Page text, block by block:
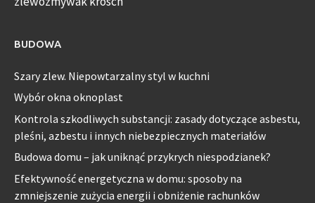
BUDOWA
Szary zlew. Niepowtarzalny styl w kuchni
Wybór okna oknoplast
Kontrola szkodliwych substancji: zasady dotyczące asbestu,
pleśni, azbestu i innych niebezpiecznych materiałów
Budowa domu – jak uniknąć przykrych niespodzianek?
Efektywność energetyczna w domu: sposoby na
zmniejszenie zużycia energii i obniżenie rachunków